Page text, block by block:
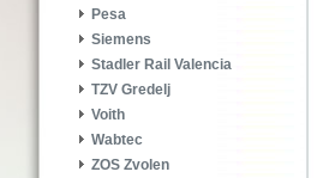
Pesa
Siemens
Stadler Rail Valencia
TZV Gredelj
Voith
Wabtec
ZOS Zvolen